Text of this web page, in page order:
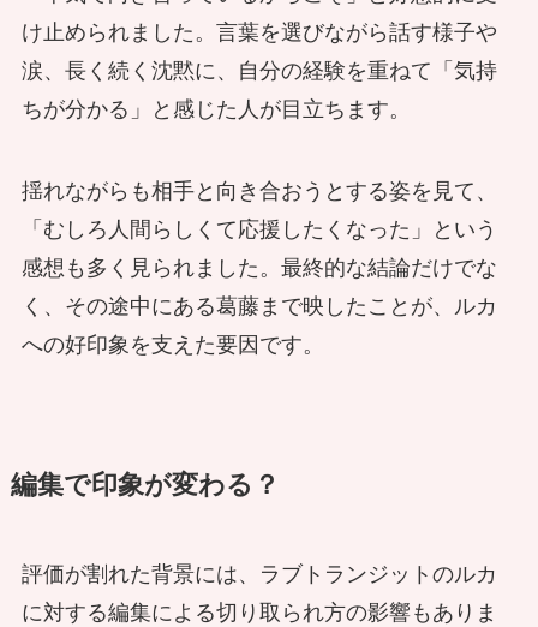
け止められました。言葉を選びながら話す様子や
涙、長く続く沈黙に、自分の経験を重ねて「気持
ちが分かる」と感じた人が目立ちます。
揺れながらも相手と向き合おうとする姿を見て、
「むしろ人間らしくて応援したくなった」という
感想も多く見られました。最終的な結論だけでな
く、その途中にある葛藤まで映したことが、ルカ
への好印象を支えた要因です。
編集で印象が変わる？
評価が割れた背景には、ラブトランジットのルカ
に対する編集による切り取られ方の影響もありま